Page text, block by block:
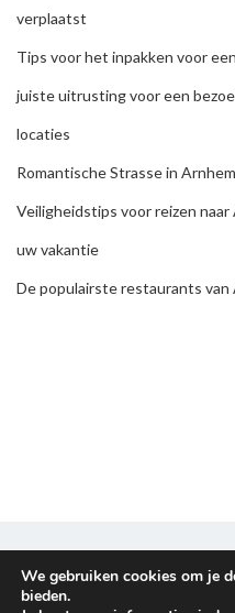
verplaatst
Tips voor het inpakken voor
juiste uitrusting voor een
locaties
Romantische Strasse in
Veiligheidstips voor reizen
uw vakantie
De populairste restaurants
We gebruiken cookies om je
bieden.